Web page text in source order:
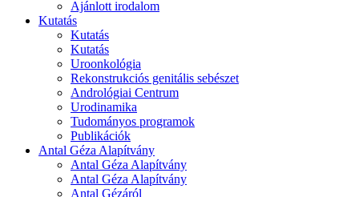
Ajánlott irodalom
Kutatás
Kutatás
Kutatás
Uroonkológia
Rekonstrukciós genitális sebészet
Andrológiai Centrum
Urodinamika
Tudományos programok
Publikációk
Antal Géza Alapítvány
Antal Géza Alapítvány
Antal Géza Alapítvány
Antal Gézáról